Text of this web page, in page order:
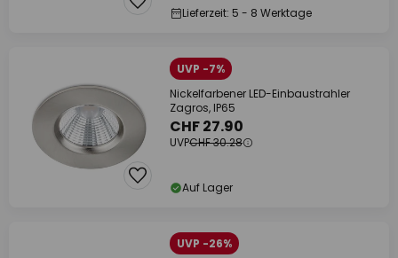
Lieferzeit: 5 - 8 Werktage
UVP -7%
Nickelfarbener LED-Einbaustrahler
Zagros, IP65
CHF 27.90
UVPCHF 30.28
Auf Lager
UVP -26%